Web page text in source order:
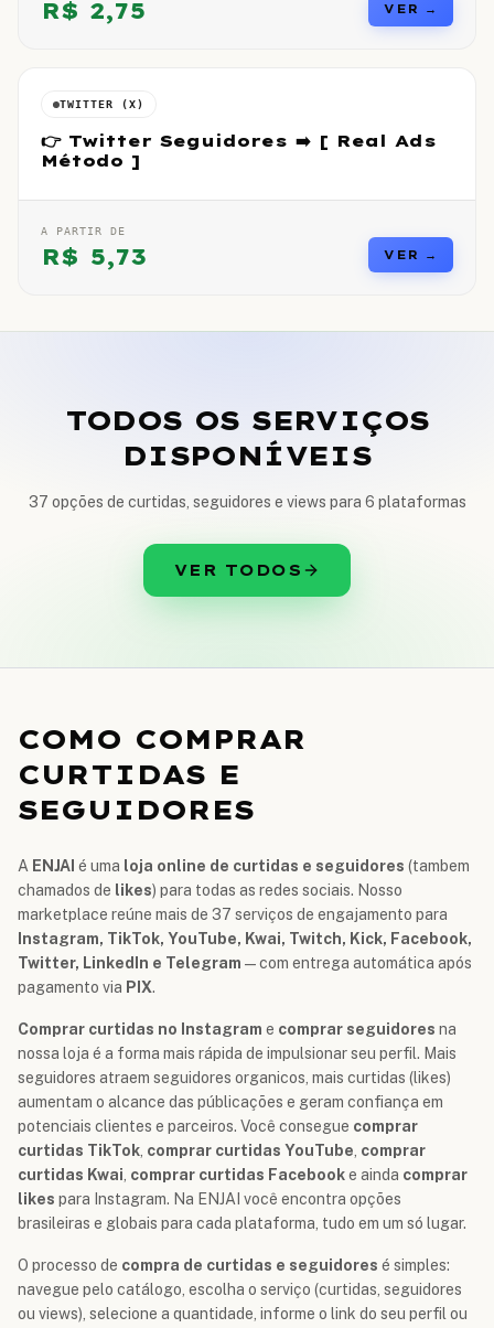
R$ 2,75 VER →
TWITTER (X)
👉 Twitter Seguidores ➡️ [ Real Ads
Método ]
A PARTIR DE
R$ 5,73 VER →
TODOS OS SERVIÇOS
DISPONÍVEIS
37 opções de curtidas, seguidores e views para 6 plataformas
VER TODOS
COMO COMPRAR
CURTIDAS E
SEGUIDORES
A ENJAI é uma loja online de curtidas e seguidores (tambem
chamados de likes) para todas as redes sociais. Nosso
marketplace reúne mais de 37 serviços de engajamento para
Instagram, TikTok, YouTube, Kwai, Twitch, Kick, Facebook,
Twitter, LinkedIn e Telegram — com entrega automática após
pagamento via PIX.
Comprar curtidas no Instagram e comprar seguidores na
nossa loja é a forma mais rápida de impulsionar seu perfil. Mais
seguidores atraem seguidores organicos, mais curtidas (likes)
aumentam o alcance das públicações e geram confiança em
potenciais clientes e parceiros. Você consegue comprar
curtidas TikTok comprar curtidas YouTube comprar
curtidas Kwai comprar curtidas Facebooke ainda comprar
likes para Instagram. Na ENJAI você encontra opções
brasileiras e globais para cada plataforma, tudo em um só lugar.
O processo de compra de curtidas e seguidores é simples:
navegue pelo catálogo, escolha o serviço (curtidas, seguidores
ou views), selecione a quantidade, informe o link do seu perfil ou